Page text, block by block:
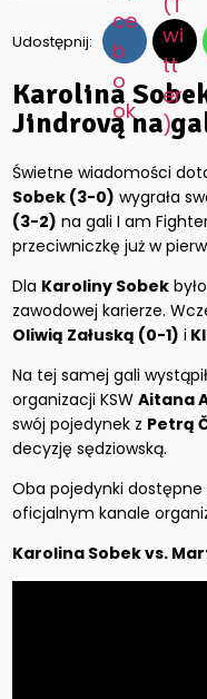
Udostępnij:
Karolina
Jindrovą na
Świetne wiadomości
Sobek (3-0) wygrała
(3-2) na gali I am
przeciwniczkę już w
Dla Karoliny Sobek
zawodowej karierze.
Oliwią Załuską (0-1) i
Na tej samej gali
organizacji KSWAitana
swój pojedynek z Petrą
decyzję sędziowską.
Oba pojedynki dostępne
oficjalnym kanale
Karolina Sobek vs.